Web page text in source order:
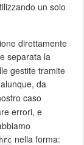
un solo
direttamente
separata la
gestite tramite
da
caso
errori, e
nella forma: